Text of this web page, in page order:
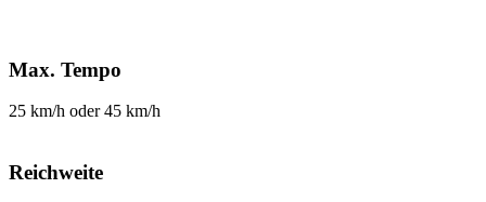
Max. Tempo
25 km/h oder 45 km/h
Reichweite